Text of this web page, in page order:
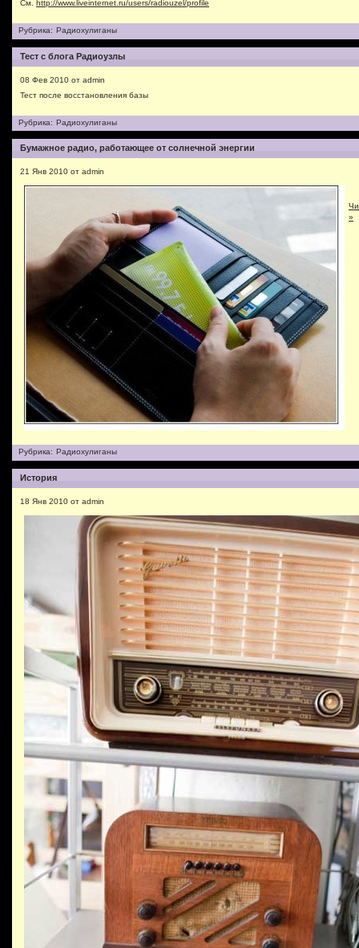
См. http://www.liveinternet.ru/users/radiouzel/profile
Рубрика: Радиохулиганы
Тест с блога Радиоузлы
08 Фев 2010 от admin
Тест после восстановления базы
Рубрика: Радиохулиганы
Бумажное радио, работающее от солнечной энергии
21 Янв 2010 от admin
»
Рубрика: Радиохулиганы
История
18 Янв 2010 от admin